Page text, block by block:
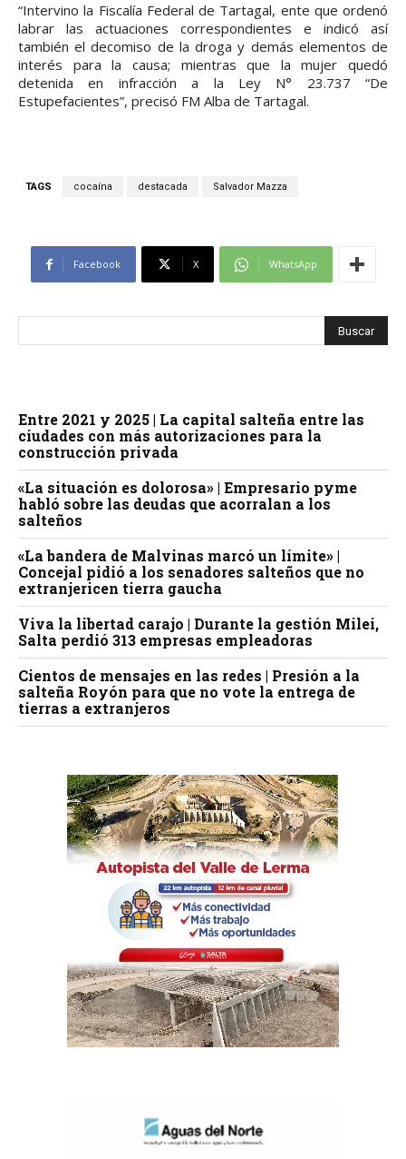
“Intervino la Fiscalía Federal de Tartagal, ente que ordenó
labrar las actuaciones correspondientes e indicó así
también el decomiso de la droga y demás elementos de
interés para la causa; mientras que la mujer quedó
detenida en infracción a la Ley N° 23.737 “De
Estupefacientes”, precisó FM Alba de Tartagal.
TAGS cocaína destacada Salvador Mazza
Facebook X WhatsApp
Entre 2021 y 2025 | La capital salteña entre las
ciudades con más autorizaciones para la
construcción privada
«La situación es dolorosa» | Empresario pyme
habló sobre las deudas que acorralan a los
salteños
«La bandera de Malvinas marcó un límite» |
Concejal pidió a los senadores salteños que no
extranjericen tierra gaucha
Viva la libertad carajo | Durante la gestión Milei,
Salta perdió 313 empresas empleadoras
Cientos de mensajes en las redes | Presión a la
salteña Royón para que no vote la entrega de
tierras a extranjeros